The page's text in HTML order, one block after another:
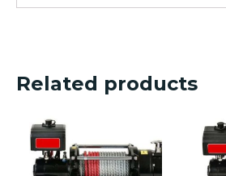
Related products